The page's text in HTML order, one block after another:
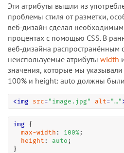
Эти атрибуты вышли из
проблемы стиля от разметки,
веб-дизайн сделал
процентах с помощью CSS. В
веб-дизайна распространённым
неиспользуемые атрибуты width
значения, которые мы
100% и height: auto должны
<img src= " image.jpg " alt= "…"
img {
max-width : 100%;
height : auto ;
}